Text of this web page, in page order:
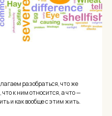
разобраться, что же
к ним относится, а что —
и как вообще с этим жить.